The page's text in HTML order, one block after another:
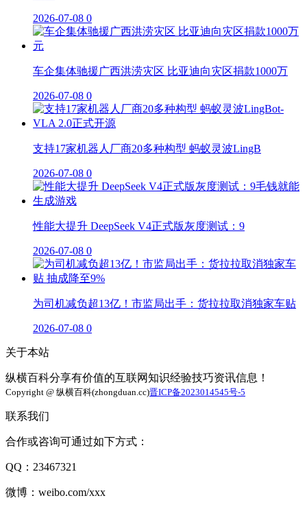
2026-07-08 0
车企集体驰援广西洪涝灾区 比亚迪向灾区捐款1000万
2026-07-08 0
支持17家机器人厂商20多种构型 蚂蚁灵波LingB
2026-07-08 0
性能大提升 DeepSeek V4正式版灰度测试：9
2026-07-08 0
为司机减负超13亿！市监局出手：货拉拉取消独家车贴
2026-07-08 0
关于本站
纵横百科分享有价值的互联网知识经验技巧资讯信息！
Copyright @ 纵横百科(zhongduan.cc)晋ICP备2023014545号-5
联系我们
合作或咨询可通过如下方式：
QQ：23467321
微博：weibo.com/xxx